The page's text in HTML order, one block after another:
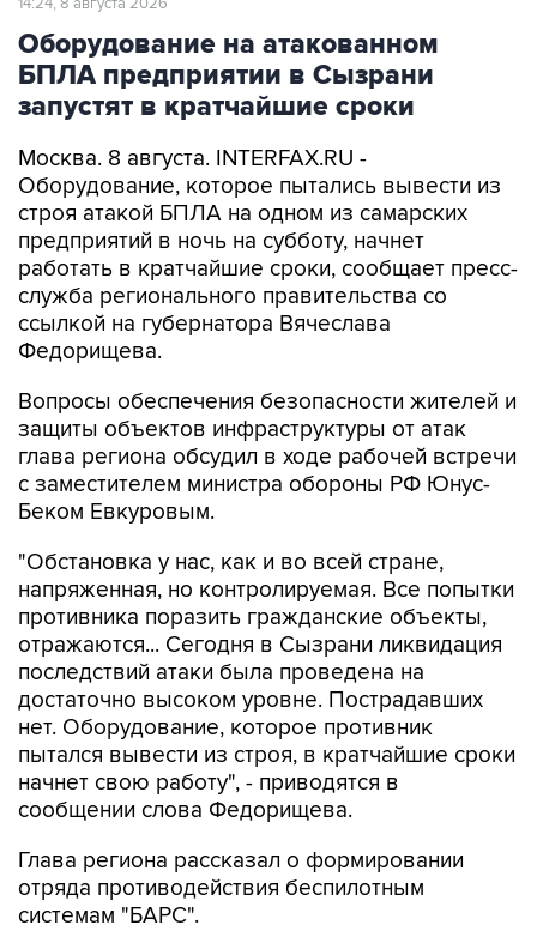
Оборудование на атакованном
БПЛА предприятии в Сызрани
запустят в кратчайшие сроки
Москва. 8 августа. INTERFAX.RU -
Оборудование, которое пытались вывести из
строя атакой БПЛА на одном из самарских
предприятий в ночь на субботу, начнет
работать в кратчайшие сроки, сообщает пресс-
служба регионального правительства со
ссылкой на губернатора Вячеслава
Федорищева.
Вопросы обеспечения безопасности жителей и
защиты объектов инфраструктуры от атак
глава региона обсудил в ходе рабочей встречи
с заместителем министра обороны РФ Юнус-
Беком Евкуровым.
"Обстановка у нас, как и во всей стране,
напряженная, но контролируемая. Все попытки
противника поразить гражданские объекты,
отражаются... Сегодня в Сызрани ликвидация
последствий атаки была проведена на
достаточно высоком уровне. Пострадавших
нет. Оборудование, которое противник
пытался вывести из строя, в кратчайшие сроки
начнет свою работу", - приводятся в
сообщении слова Федорищева.
Глава региона рассказал о формировании
отряда противодействия беспилотным
системам "БАРС".